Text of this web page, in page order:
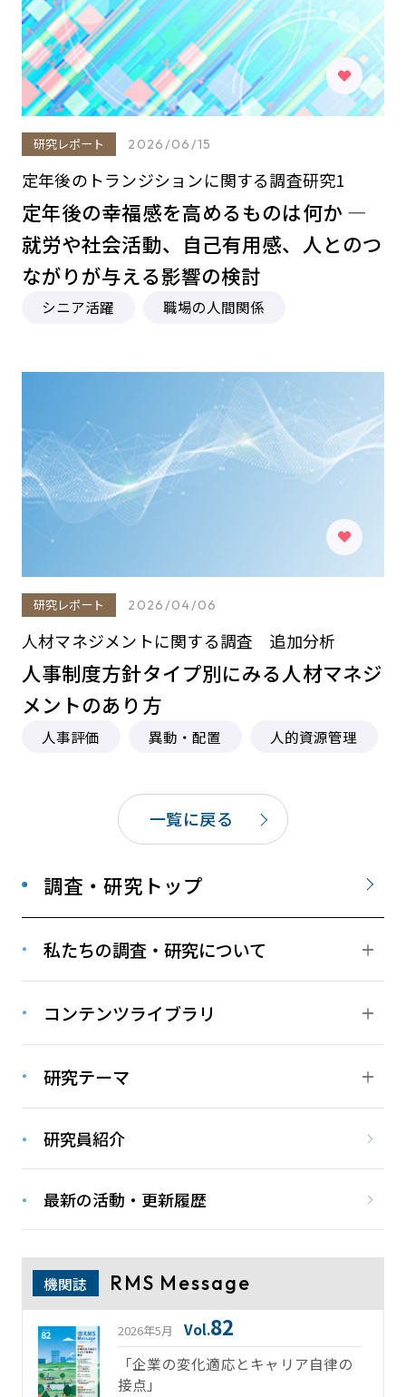
調査・研究トップ
私たちの調査・研究について
コンテンツライブラリ
研究テーマ
研究員紹介
最新の活動・更新履歴
機関誌 RMS Message
「企業の変化適応とキャリア自律の
接点」
2026年5月 Vol.82
研究レポート 2026/06/15
定年後のトランジションに関する調査研究1
定年後の幸福感を高めるものは何か ―
就労や社会活動、自己有用感、人とのつ
ながりが与える影響の検討
シニア活躍 職場の人間関係
研究レポート 2026/04/06
人材マネジメントに関する調査 追加分析
人事制度方針タイプ別にみる人材マネジ
メントのあり方
人事評価 異動・配置 人的資源管理
一覧に戻る